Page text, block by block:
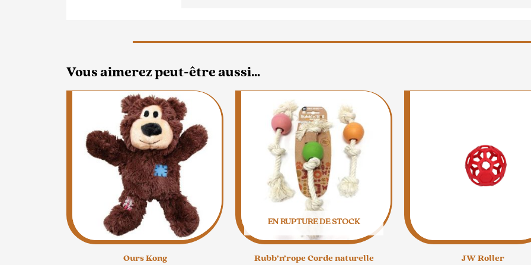
Vous aimerez peut-être aussi…
Ours Kong
Ce
produit
a
plusieurs
variations.
être
choisies
sur
EN RUPTURE DE STOCK
Rubb’n’rope Corde naturelle JW Roller